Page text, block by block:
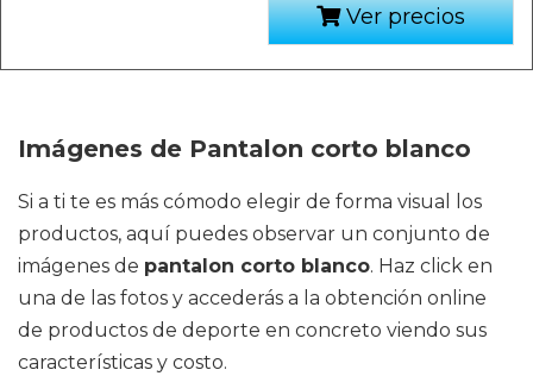
Ver precios
Imágenes de Pantalon corto blanco
Si a ti te es más cómodo elegir de forma visual los
productos, aquí puedes observar un conjunto de
imágenes de pantalon corto blanco. Haz click en
una de las fotos y accederás a la obtención online
de productos de deporte en concreto viendo sus
características y costo.